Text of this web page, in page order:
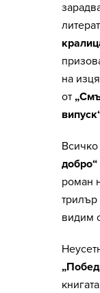
на
от
добро“
роман
трилър
видим